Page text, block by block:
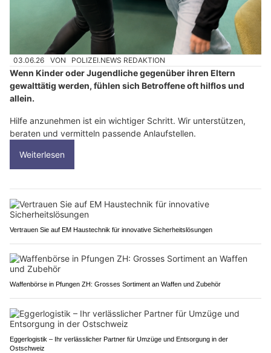
03.06.26 VON POLIZEI.NEWS REDAKTION
Wenn Kinder oder Jugendliche gegenüber ihren Eltern
gewalttätig werden, fühlen sich Betroffene oft hilflos und
allein.
Hilfe anzunehmen ist ein wichtiger Schritt. Wir unterstützen,
beraten und vermitteln passende Anlaufstellen.
Weiterlesen
Vertrauen Sie auf EM Haustechnik für innovative Sicherheitslösungen
Waffenbörse in Pfungen ZH: Grosses Sortiment an Waffen und Zubehör
Eggerlogistik – Ihr verlässlicher Partner für Umzüge und Entsorgung in der
Ostschweiz